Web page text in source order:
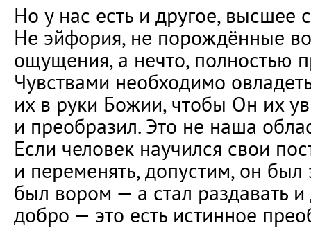
Но у нас есть и другое, высшее
Не эйфория, не порождённые
ощущения, а нечто, полностью
Чувствами необходимо
их в руки Божии, чтобы Он их
и преобразил. Это не наша
Если человек научился свои
и переменять, допустим, он
был вором — а стал раздавать
добро — это есть истинное